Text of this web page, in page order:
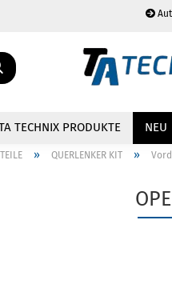
TECHNIX PRODUKTE NEU
» QUERLENKER KIT »